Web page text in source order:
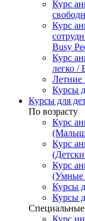
Курс
Курс
Busy
Курс
легко /
Летние
Курсы
Курсы для
По возрасту
Курс
Курс
Курс
(Умные
Курсы
Курсы
Курс